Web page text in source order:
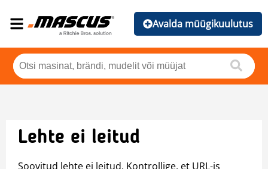
Avalda müügikuulutus
Lehte ei leitud
Soovitud lehte ei leitud. Kontrollige, et URL-is